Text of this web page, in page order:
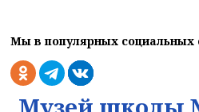
Мы в популярных социальных